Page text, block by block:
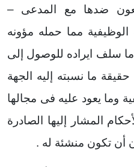
ضدها مع المدعى –
مما حمله مؤونه
سلف ايراده للوصول إلى
ما نسبته إليه الجهة
وما يعود عليه فى مجالها
المشار إليها الصادرة
أن تكون منشئة له .